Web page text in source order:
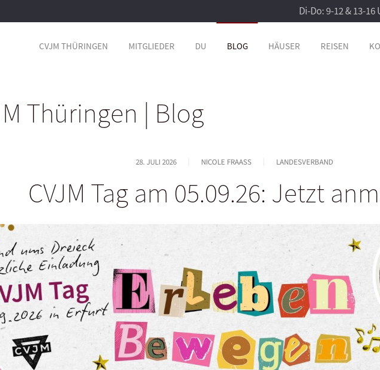
Di-Do: 9-12 & 13-16
CVJM THÜRINGEN MITGLIEDER DU BLOG HÄUSER REISEN
Thüringen | Blog
28. JULI 2026 NICOLE FRAASS LANDESVERBAND
CVJM Tag am 05.09.26: Jetzt